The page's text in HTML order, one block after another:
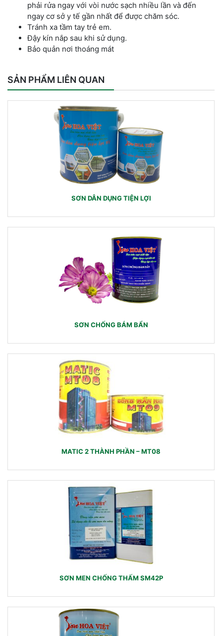
phải rửa ngay với vòi nước sạch nhiều lần và đến
ngay cơ sở y tế gần nhất để được chăm sóc.
Tránh xa tầm tay trẻ em.
Đậy kín nắp sau khi sử dụng.
Bảo quản nơi thoáng mát
SẢN PHẨM LIÊN QUAN
SƠN DÂN DỤNG TIỆN LỢI
SƠN CHỐNG BÁM BẨN
MATIC 2 THÀNH PHẦN – MT08
SƠN MEN CHỐNG THẤM SM42P